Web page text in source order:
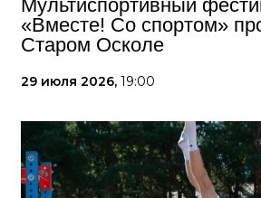
Мультиспортивный
«Вместе! Со спортом»
Старом Осколе
29 июля 2026, 19:00